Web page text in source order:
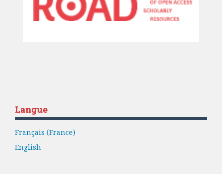
Langue
Français (France)
English